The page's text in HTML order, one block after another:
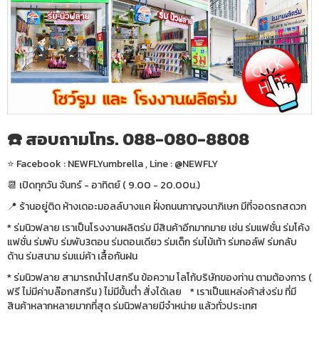
☎️ สอบถามโทร. 088-080-8808
⭐️ Facebook : NEWFLYumbrella , Line : @NEWFLY
📆 เปิดทุกวัน จันทร์ - อาทิตย์ ( 9.00 - 20.00น.)
📍 ร้านอยู่ติด ห้างเดอะมอลล์บางแค ฝั่งถนนกาญจนาภิเษก มีที่จอดรถสดวก
* ร่มนิวฟลาย เราเป็นโรงงานผลิตร่ม มีสินค้าอีกมากมาย เช่น ร่มแฟชั่น ร่มโค้ง
แฟชั่น ร่มพับ ร่มพับ3ตอน ร่มตอนเดียว ร่มเด็ก ร่มไม้เท้า ร่มกอล์ฟ ร่มกลับ
ด้าน ร่มสนาม ร่มแม่ค้า เสื้อกันฝน
* ร่มนิวฟลาย สามารถนำไปสกรีน ข้อความ โลโก้บริษัทของท่าน ตามต้องการ (
ฟรี ไม่มีค่าบล๊อกสกรีน ) ไม่มีขั้นต่ำ สั่งได้เลย * เราเป็นแหล่งค้าส่งร่ม ที่มี
สินค้าหลากหลายมากที่สุด ร่มนิวฟลายมีจำหน่าย แล้วทั่วประเทศ